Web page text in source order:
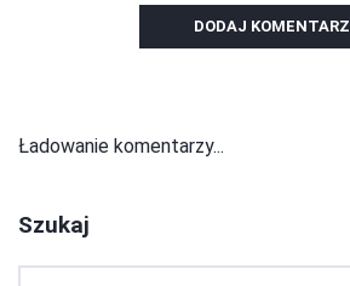
DODAJ KOMENTARZ
Ładowanie komentarzy...
Szukaj